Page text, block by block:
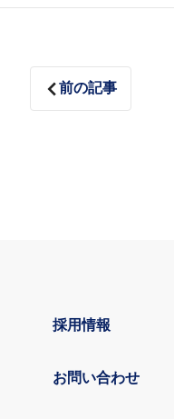
前の記事
採用情報
お問い合わせ